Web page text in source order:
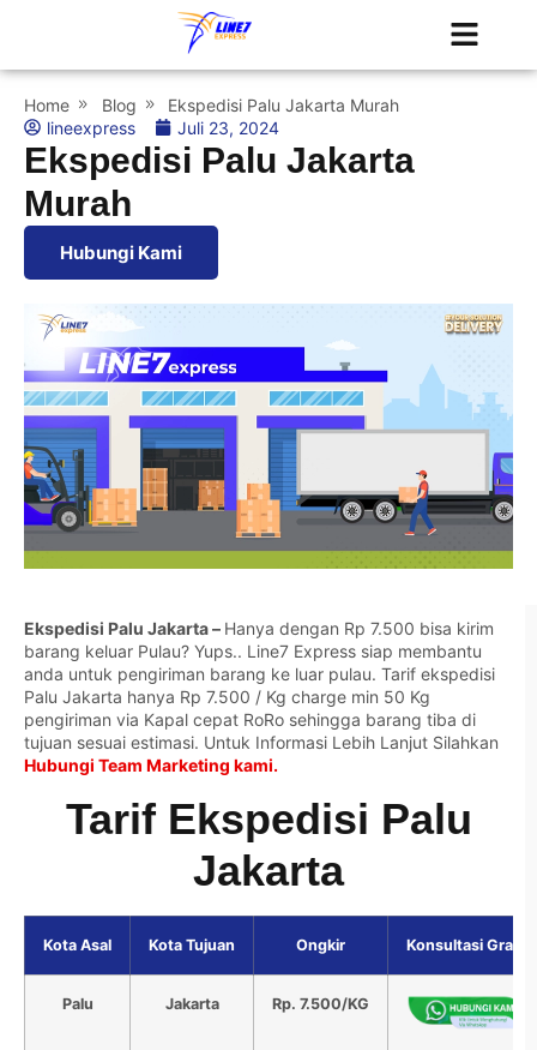
Home Blog
Ekspedisi Palu Jakarta Murah
lineexpress
Juli 23, 2024
Ekspedisi Palu Jakarta
Murah
Hubungi Kami
Ekspedisi Palu Jakarta – Hanya dengan Rp 7.500 bisa kirim
barang keluar Pulau? Yups.. Line7 Express siap membantu
anda untuk pengiriman barang ke luar pulau. Tarif ekspedisi
Palu Jakarta hanya Rp 7.500 / Kg charge min 50 Kg
pengiriman via Kapal cepat RoRo sehingga barang tiba di
tujuan sesuai estimasi. Untuk Informasi Lebih Lanjut Silahkan
Hubungi Team Marketing kami.
Tarif Ekspedisi Palu
Jakarta
Kota Asal Kota Tujuan Ongkir Konsultasi Gratis
Palu Jakarta Rp. 7.500/KG